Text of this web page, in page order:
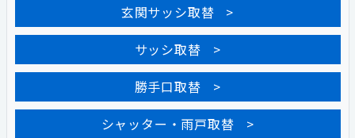
玄関サッシ取替
サッシ取替
勝手口取替
シャッター・雨戸取替